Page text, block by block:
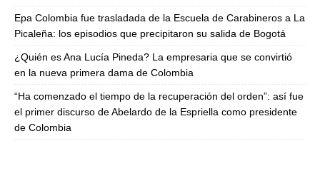
Epa Colombia fue trasladada de la Escuela de Carabineros a La
Picaleña: los episodios que precipitaron su salida de Bogotá
¿Quién es Ana Lucía Pineda? La empresaria que se convirtió
en la nueva primera dama de Colombia
“Ha comenzado el tiempo de la recuperación del orden”: así fue
el primer discurso de Abelardo de la Espriella como presidente
de Colombia